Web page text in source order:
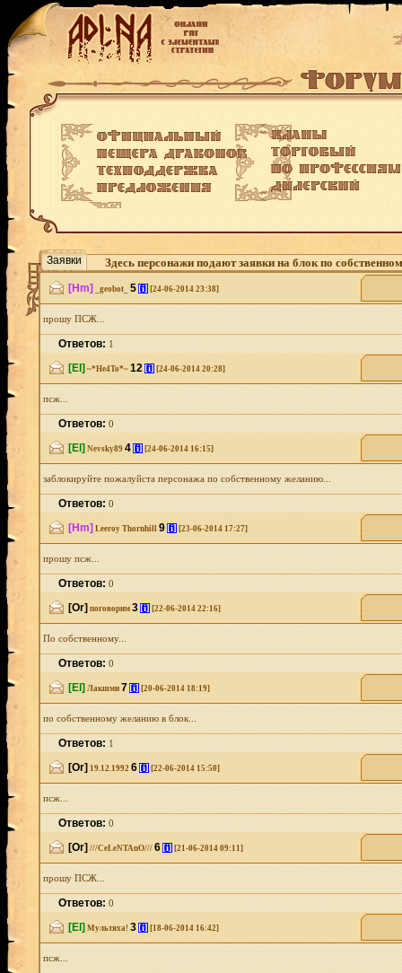
Заявки Здесь персонажи подают заявки на блок по
[Hm] _geobot_ 5 [i] [24-06-2014 23:38]
прошу ПСЖ...
Ответов:1
[El] ~*He4To*~ 12 [i] [24-06-2014 20:28]
псж...
Ответов:0
[El] Nevsky89 4 [i] [24-06-2014 16:15]
заблокируйте пожалуйста персонажа по собственному желанию...
Ответов:0
[Hm] Leeroy Thornhill 9 [i] [23-06-2014 17:27]
прошу псж...
Ответов:0
[Or] поговорим 3 [i] [22-06-2014 22:16]
По собственному...
Ответов:0
[El] Лакшми 7 [i] [20-06-2014 18:19]
по собственному желанию в блок...
Ответов:1
[Or] 19.12.1992 6 [i] [22-06-2014 15:50]
псж...
Ответов:0
[Or] ///CeLeNTAnO/// 6 [i] [21-06-2014 09:11]
прошу ПСЖ...
Ответов:0
[El] Мультяха! 3 [i] [18-06-2014 16:42]
псж...